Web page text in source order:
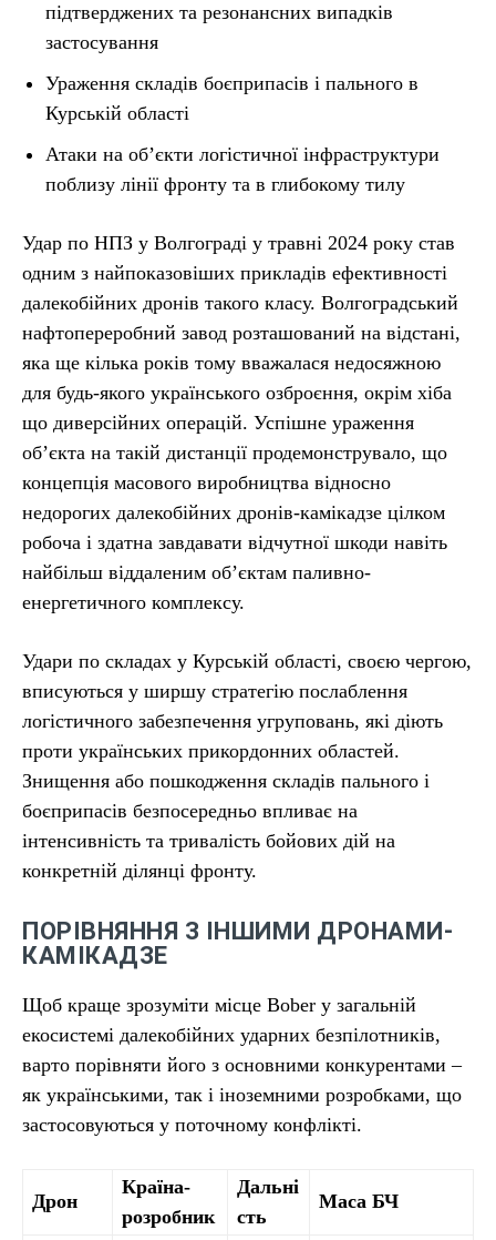
підтверджених та резонансних випадків
застосування
Ураження складів боєприпасів і пального в
Курській області
Атаки на об’єкти логістичної інфраструктури
поблизу лінії фронту та в глибокому тилу
Удар по НПЗ у Волгограді у травні 2024 року став
одним з найпоказовіших прикладів ефективності
далекобійних дронів такого класу. Волгоградський
нафтопереробний завод розташований на відстані,
яка ще кілька років тому вважалася недосяжною
для будь-якого українського озброєння, окрім хіба
що диверсійних операцій. Успішне ураження
об’єкта на такій дистанції продемонструвало, що
концепція масового виробництва відносно
недорогих далекобійних дронів-камікадзе цілком
робоча і здатна завдавати відчутної шкоди навіть
найбільш віддаленим об’єктам паливно-
енергетичного комплексу.
Удари по складах у Курській області, своєю чергою,
вписуються у ширшу стратегію послаблення
логістичного забезпечення угруповань, які діють
проти українських прикордонних областей.
Знищення або пошкодження складів пального і
боєприпасів безпосередньо впливає на
інтенсивність та тривалість бойових дій на
конкретній ділянці фронту.
ПОРІВНЯННЯ З ІНШИМИ ДРОНАМИ-
КАМІКАДЗЕ
Щоб краще зрозуміти місце Bober у загальній
екосистемі далекобійних ударних безпілотників,
варто порівняти його з основними конкурентами –
як українськими, так і іноземними розробками, що
застосовуються у поточному конфлікті.
Дрон
Країна-
розробник
Дальні
сть
Маса БЧ